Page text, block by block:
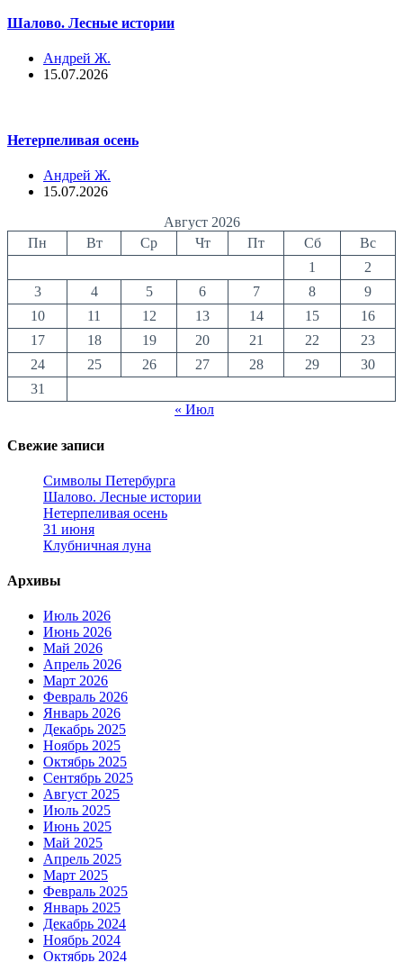
Шалово. Лесные истории
Андрей Ж.
15.07.2026
Нетерпеливая осень
Андрей Ж.
15.07.2026
Август 2026
Пн
Вт Ср Чт Пт Сб
Вс
1
2
3
4 5 6 7 8
9
10
11 12 13 14 15
16
17
18 19 20 21 22
23
24
25 26 27 28 29
30
31
« Июл
Свежие записи
Символы Петербурга
Шалово. Лесные истории
Нетерпеливая осень
31 июня
Клубничная луна
Архивы
Июль 2026
Июнь 2026
Май 2026
Апрель 2026
Март 2026
Февраль 2026
Январь 2026
Декабрь 2025
Ноябрь 2025
Октябрь 2025
Сентябрь 2025
Август 2025
Июль 2025
Июнь 2025
Май 2025
Апрель 2025
Март 2025
Февраль 2025
Январь 2025
Декабрь 2024
Ноябрь 2024
Октябрь 2024